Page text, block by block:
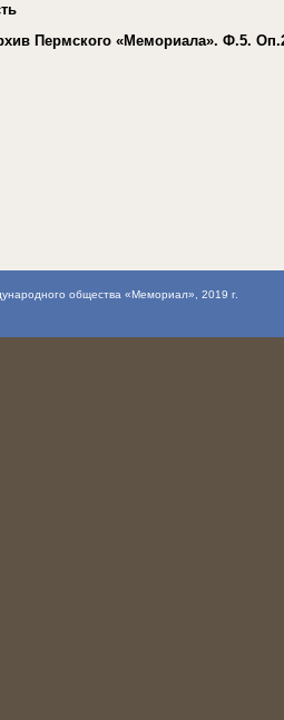
Пермского «Мемориала». Ф.5.
общества «Мемориал» , 2019 г.